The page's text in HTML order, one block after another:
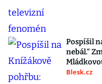
Pospíšil
nebál.“
Blesk.cz